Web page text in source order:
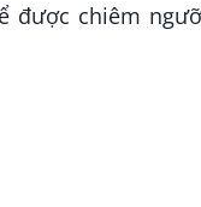
được chiêm